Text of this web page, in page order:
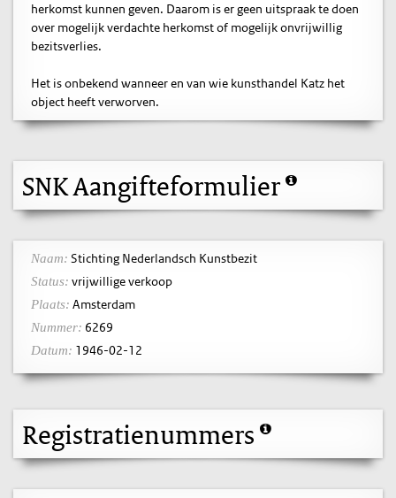
herkomst kunnen geven. Daarom is er geen uitspraak te doen
over mogelijk verdachte herkomst of mogelijk onvrijwillig
bezitsverlies.
Het is onbekend wanneer en van wie kunsthandel Katz het
object heeft verworven.
SNK Aangifteformulier
Naam: Stichting Nederlandsch Kunstbezit
Status: vrijwillige verkoop
Plaats: Amsterdam
Nummer: 6269
Datum: 1946-02-12
Registratienummers